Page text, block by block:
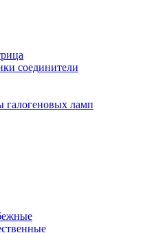
соединители
галогеновых ламп